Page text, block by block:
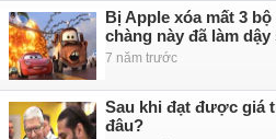
Bị Apple xóa mất 3
chàng này đã làm
7 năm trước
Sau khi đạt được giá
đâu?